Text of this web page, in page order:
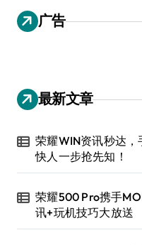
广告
最新文章
荣耀WIN资讯秒达
快人一步抢先知！
荣耀500 Pro携手
讯+玩机技巧大放送